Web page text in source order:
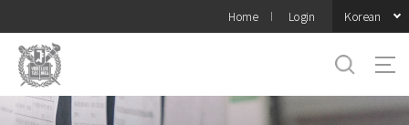
메뉴
Home Login Korean